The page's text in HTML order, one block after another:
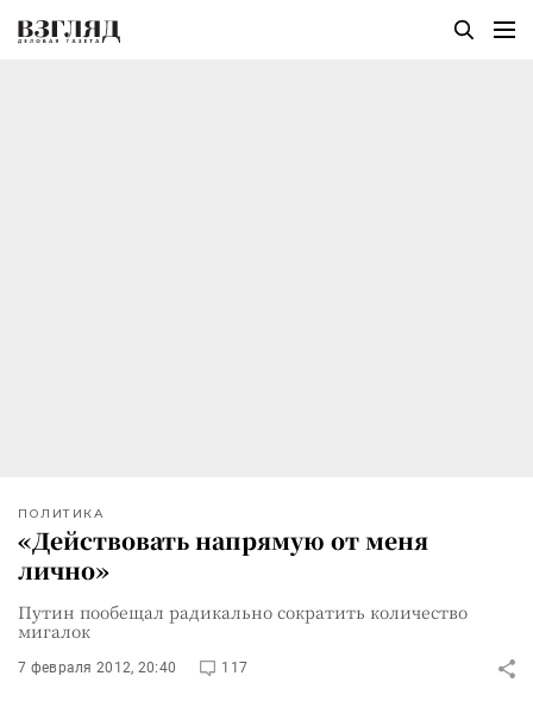
ПОЛИТИКА
«Действовать напрямую от меня
лично»
Путин пообещал радикально сократить количество
мигалок
7 февраля 2012, 20:40 117